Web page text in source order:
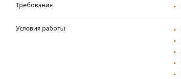
Требования
Условия работы